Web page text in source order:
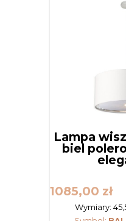
Lampa
biel
1085,00 zł
Wymiary: